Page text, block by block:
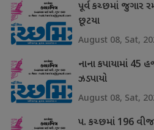
પૂર્વ કચ્છમાં જુગાર
છૂટયા
August 08, Sat,
નાના કપાયામાં 45
ઝડપાયો
August 08, Sat,
પ. કચ્છમાં 196 વીજ